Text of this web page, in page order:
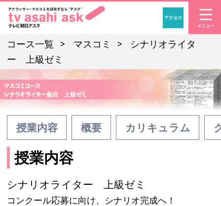
「アナウンサー・マ
アクセス
コース一覧 マスコミ
シナリオライタ
ー 上級ゼミ
授業内容 概要 カリキュラム
授業内容
シナリオライター 上級ゼミ
コンクール応募に向け、シナリオ完成へ！